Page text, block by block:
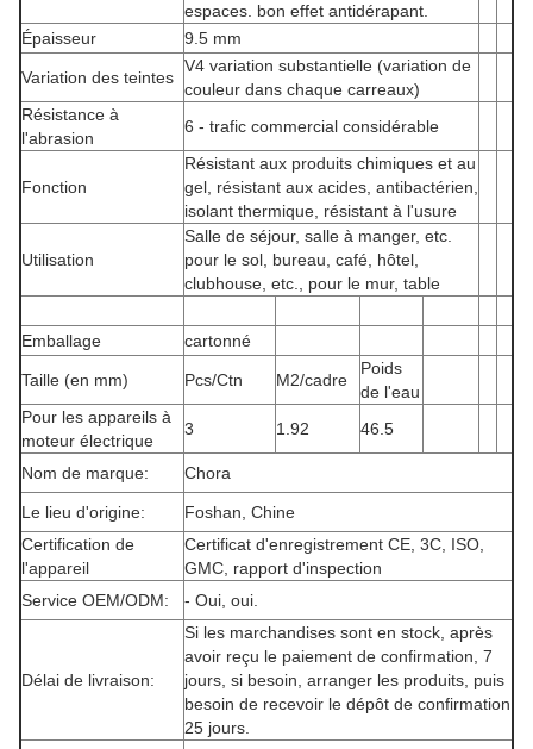
espaces. bon effet antidérapant.
Épaisseur
9.5 mm
Variation des teintes
V4 variation substantielle (variation de
couleur dans chaque carreaux)
Résistance à
l'abrasion
6 - trafic commercial considérable
Fonction
Résistant aux produits chimiques et au
gel, résistant aux acides, antibactérien,
isolant thermique, résistant à l'usure
Utilisation
Salle de séjour, salle à manger, etc.
pour le sol, bureau, café, hôtel,
clubhouse, etc., pour le mur, table
Emballage cartonné
Taille (en mm) Pcs/Ctn M2/cadre
Poids
de l'eau
Pour les appareils à
moteur électrique
3 1.92 46.5
Nom de marque: Chora
Le lieu d'origine:
Foshan, Chine
Certification de
l'appareil
Certificat d'enregistrement CE, 3C, ISO,
GMC, rapport d'inspection
Service OEM/ODM:
- Oui, oui.
Délai de livraison:
Si les marchandises sont en stock, après
avoir reçu le paiement de confirmation, 7
jours, si besoin, arranger les produits, puis
besoin de recevoir le dépôt de confirmation
25 jours.